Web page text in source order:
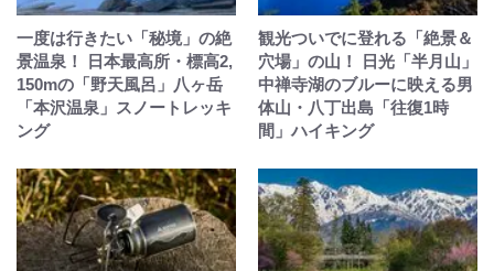
一度は行きたい「秘境」の絶
景温泉！ 日本最高所・標高2,
150mの「野天風呂」八ヶ岳
「本沢温泉」スノートレッキ
ング
観光ついでに登れる「絶景＆
穴場」の山！ 日光「半月山」
中禅寺湖のブルーに映える男
体山・八丁出島「往復1時
間」ハイキング